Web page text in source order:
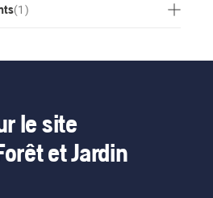
(1 )
le site
et Jardin